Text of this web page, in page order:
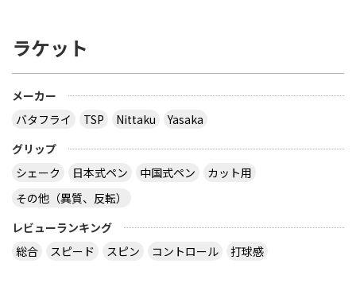
ラケット
メーカー
バタフライ
TSP Nittaku
Yasaka
グリップ
シェーク
日本式ペン 中国式ペン
カット用
その他（異質、反転）
レビューランキング
総合
スピード スピン コントロール 打球感